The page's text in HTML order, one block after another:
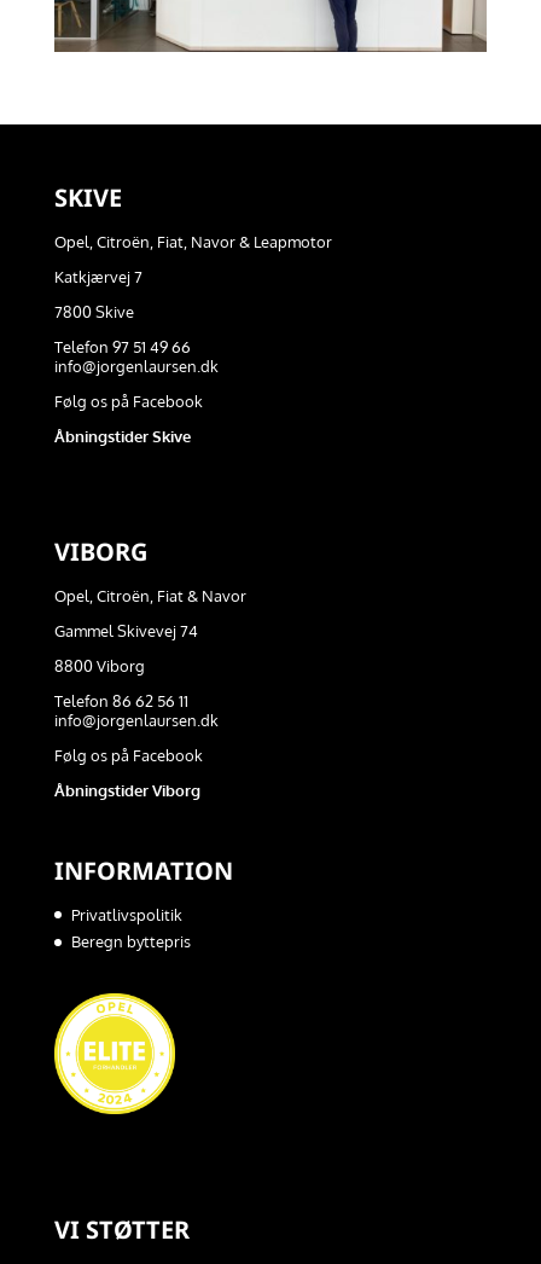
SKIVE
Opel, Citroën, Fiat, Navor & Leapmotor
Katkjærvej 7
7800 Skive
Telefon 97 51 49 66
info@jorgenlaursen.dk
Følg os på Facebook
Åbningstider Skive
VIBORG
Opel, Citroën, Fiat & Navor
Gammel Skivevej 74
8800 Viborg
Telefon 86 62 56 11
info@jorgenlaursen.dk
Følg os på Facebook
Åbningstider Viborg
INFORMATION
Privatlivspolitik
Beregn byttepris
VI STØTTER